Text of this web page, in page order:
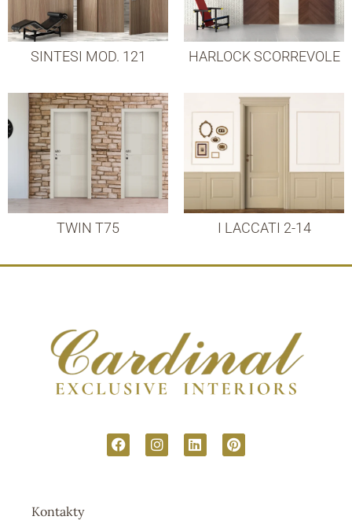
SINTESI MOD. 121 HARLOCK SCORREVOLE
TWIN T75 I LACCATI 2-14
Kontakty